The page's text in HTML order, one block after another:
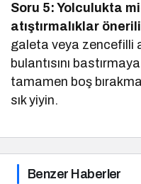
Soru 5: Yolculukta
atıştırmalıklar
galeta veya zencefilli
bulantısını
tamamen boş
sık yiyin.
Benzer Haberler